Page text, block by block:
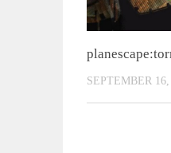
SEPTEMBER